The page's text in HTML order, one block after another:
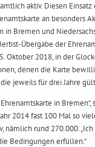
aktiv. Diesen Einsatz
an besonders
Bremen und
Übergabe der
Oktober 2018, in der
denen die Karte
jeweils für drei Jahre
in Bremen“,
2014 fast 100 Mal so
rund 270.000.
Bedingungen erfüllen.“